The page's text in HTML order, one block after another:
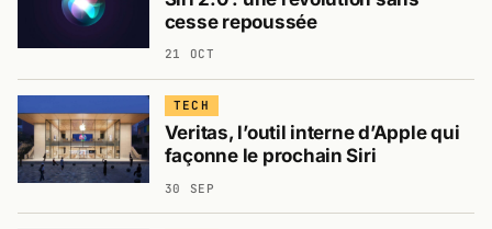
cesse repoussée
21 OCT
TECH
Veritas, l’outil interne d’Apple qui
façonne le prochain Siri
30 SEP